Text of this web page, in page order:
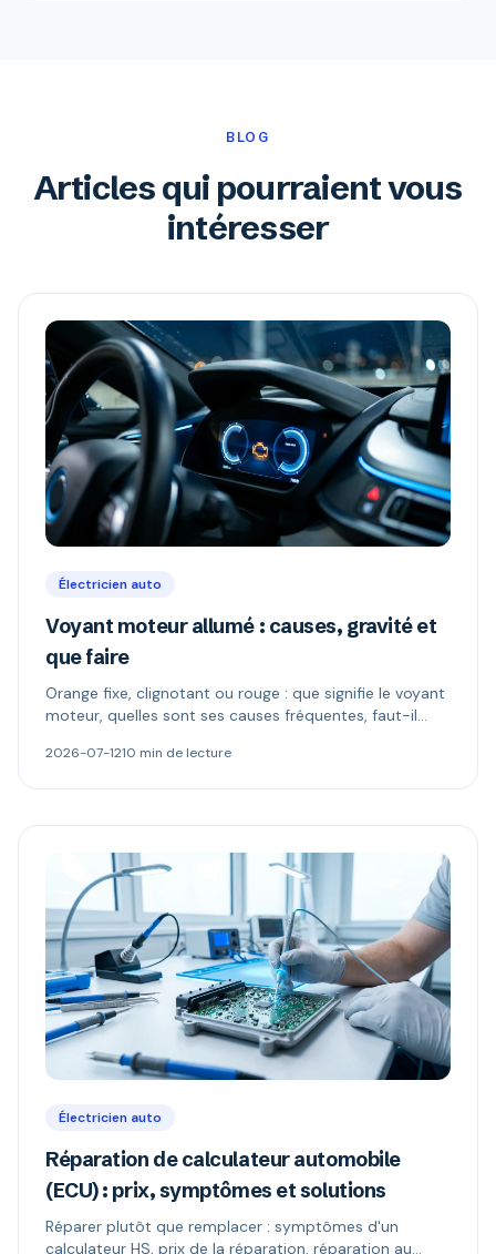
BLOG
Articles qui pourraient vous
intéresser
Électricien auto
Voyant moteur allumé : causes, gravité et
que faire
Orange fixe, clignotant ou rouge : que signifie le voyant
moteur, quelles sont ses causes fréquentes, faut-il
2026-07-1210 min de lecture
Électricien auto
Réparation de calculateur automobile
(ECU) : prix, symptômes et solutions
Réparer plutôt que remplacer : symptômes d'un
calculateur HS, prix de la réparation, réparation au